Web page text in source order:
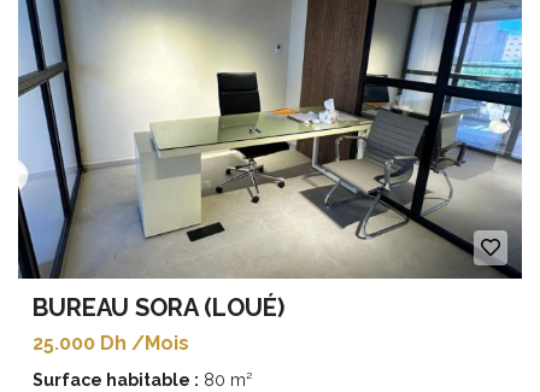
BUREAU SORA (LOUÉ)
25.000 Dh /Mois
Surface habitable : 80 m²